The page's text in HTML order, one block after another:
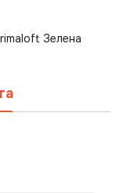
Зелена